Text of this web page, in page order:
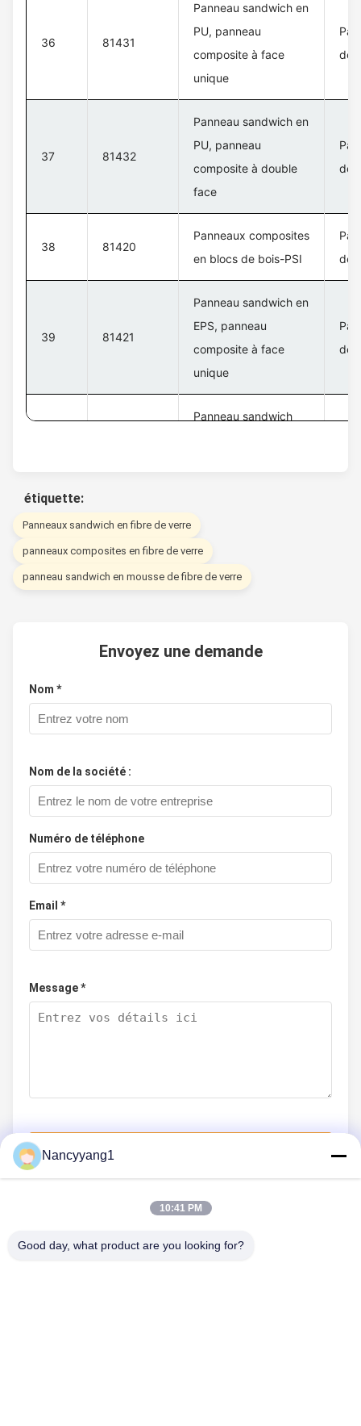
36 81431
Panneau sandwich en
PU, panneau
composite à face
unique
de
37 81432
Panneau sandwich en
PU, panneau
composite à double
face
de
38 81420
Panneaux composites
en blocs de bois-PSI
de
39 81421
Panneau sandwich en
EPS, panneau
composite à face
unique
de
Panneau sandwich
étiquette:
Panneaux sandwich en fibre de verre
panneaux composites en fibre de verre
panneau sandwich en mousse de fibre de verre
Envoyez une demande
Nom *
Nom de la société :
Numéro de téléphone
Email *
Message *
Nancyyang1
10:41 PM
Good day, what product are you looking for?